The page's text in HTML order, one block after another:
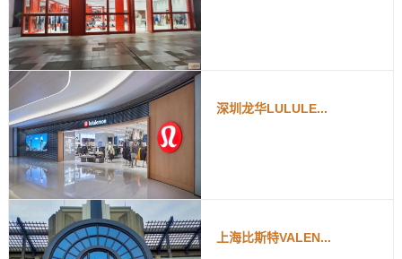
深圳龙华LULULE...
上海比斯特VALEN...